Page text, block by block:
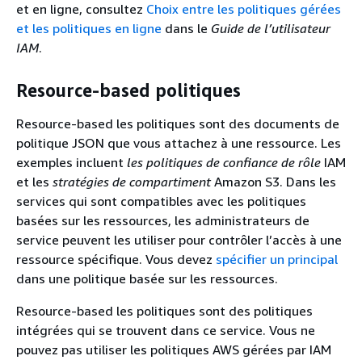
et en ligne, consultez Choix entre les politiques gérées
et les politiques en ligne dans le Guide de l’utilisateur
IAM.
Resource-based politiques
Resource-based les politiques sont des documents de
politique JSON que vous attachez à une ressource. Les
exemples incluent les politiques de confiance de rôle IAM
et les stratégies de compartimentAmazon S3. Dans les
services qui sont compatibles avec les politiques
basées sur les ressources, les administrateurs de
service peuvent les utiliser pour contrôler l’accès à une
ressource spécifique. Vous devez spécifier un principal
dans une politique basée sur les ressources.
Resource-based les politiques sont des politiques
intégrées qui se trouvent dans ce service. Vous ne
pouvez pas utiliser les politiques AWS gérées par IAM